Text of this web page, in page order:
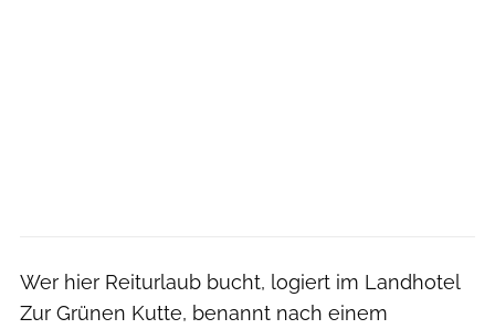
Wer hier Reiturlaub bucht, logiert im Landhotel
Zur Grünen Kutte, benannt nach einem